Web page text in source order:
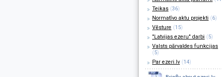
Teikas (36)
Normatīvo aktu projekti (6)
Vēsture (15)
"Latvijas ezeru" darbi (5)
Valsts pārvaldes funkcijas
(5)
Par ezeri.lv (14)